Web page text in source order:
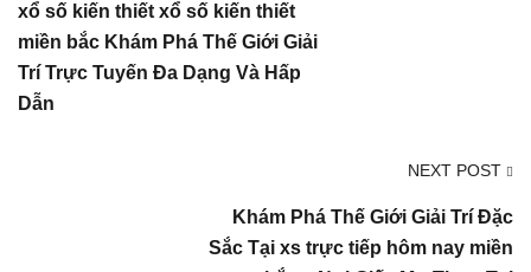
xổ số kiến thiết xổ số kiến thiết
miền bắc Khám Phá Thế Giới Giải
Trí Trực Tuyến Đa Dạng Và Hấp
Dẫn
NEXT POST
Khám Phá Thế Giới Giải Trí Đặc
Sắc Tại xs trực tiếp hôm nay miền